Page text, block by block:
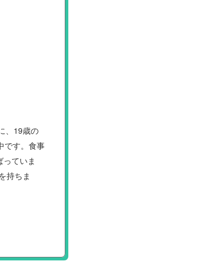
、19歳の
です。食事
ていま
持ちま